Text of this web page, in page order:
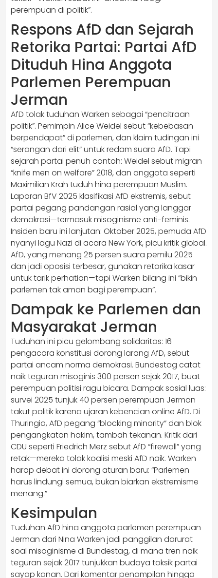
perempuan di politik”.
Respons AfD dan Sejarah
Retorika Partai: Partai AfD
Dituduh Hina Anggota
Parlemen Perempuan
Jerman
AfD tolak tuduhan Warken sebagai “pencitraan
politik”. Pemimpin Alice Weidel sebut “kebebasan
berpendapat” di parlemen, dan klaim tudingan ini
“serangan dari elit” untuk redam suara AfD. Tapi
sejarah partai penuh contoh: Weidel sebut migran
“knife men on welfare” 2018, dan anggota seperti
Maximilian Krah tuduh hina perempuan Muslim.
Laporan BfV 2025 klasifikasi AfD ekstremis, sebut
partai pegang pandangan rasial yang langgar
demokrasi—termasuk misoginisme anti-feminis.
Insiden baru ini lanjutan: Oktober 2025, pemuda AfD
nyanyi lagu Nazi di acara New York, picu kritik global.
AfD, yang menang 25 persen suara pemilu 2025
dan jadi oposisi terbesar, gunakan retorika kasar
untuk tarik perhatian—tapi Warken bilang ini “bikin
parlemen tak aman bagi perempuan”.
Dampak ke Parlemen dan
Masyarakat Jerman
Tuduhan ini picu gelombang solidaritas: 16
pengacara konstitusi dorong larang AfD, sebut
partai ancam norma demokrasi. Bundestag catat
naik teguran misoginis 300 persen sejak 2017, buat
perempuan politisi ragu bicara. Dampak sosial luas:
survei 2025 tunjuk 40 persen perempuan Jerman
takut politik karena ujaran kebencian online AfD. Di
Thuringia, AfD pegang “blocking minority” dan blok
pengangkatan hakim, tambah tekanan. Kritik dari
CDU seperti Friedrich Merz sebut AfD “firewall” yang
retak—mereka tolak koalisi meski AfD naik. Warken
harap debat ini dorong aturan baru: “Parlemen
harus lindungi semua, bukan biarkan ekstremisme
menang.”
Kesimpulan
Tuduhan AfD hina anggota parlemen perempuan
Jerman dari Nina Warken jadi panggilan darurat
soal misoginisme di Bundestag, di mana tren naik
teguran sejak 2017 tunjukkan budaya toksik partai
sayap kanan. Dari komentar penampilan hingga